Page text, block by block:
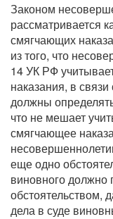
Законом
рассматривается
смягчающих
из того, что
14 УК РФ
наказания, в
должны
что не мешает
смягчающее
еще одно
виновного должно
обстоятельством,
дела в суде